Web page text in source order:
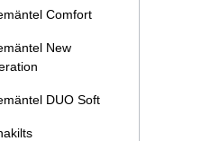
Comfort
New
DUO Soft